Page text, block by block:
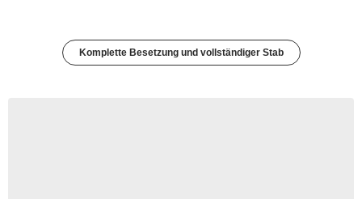
Komplette Besetzung und vollständiger Stab